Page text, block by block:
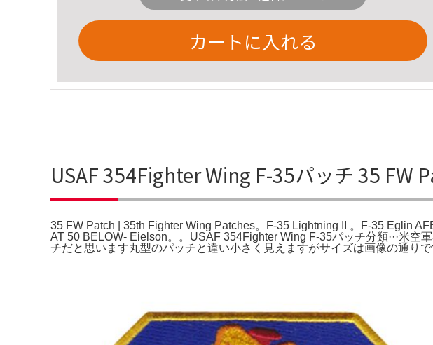
カートに入れる
USAF 354Fighter Wing F-35パッチ 35 FW
35 FW Patch | 35th Fighter Wing Patches。F-35 Lightning II 。F-35 Eglin
AT 50 BELOW- Eielson。。USAF 354Fighter Wing F-35パッチ分類···米
チだと思います丸型のパッチと違い小さく見えますがサイズは画像の通り